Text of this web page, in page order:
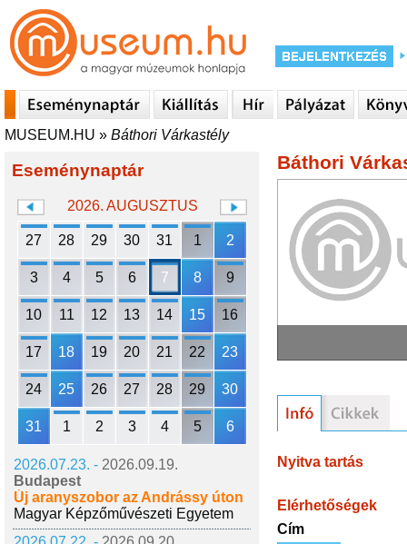
MUSEUM.HU » Báthori Várkastély
Eseménynaptár
2026. AUGUSZTUS
27 28 29 30 31 1 2
3 4 5 6 7 8 9
10 11 12 13 14 15 16
17 18 19 20 21 22 23
24 25 26 27 28 29 30
31 1 2 3 4 5 6
2026.07.23. - 2026.09.19.
Budapest
Új aranyszobor az Andrássy úton
Magyar Képzőművészeti Egyetem
Báthori
Nyitva tartás
Elérhetőségek
Cím